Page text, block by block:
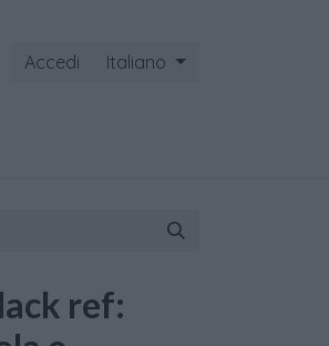
Accedi Italiano
ref: